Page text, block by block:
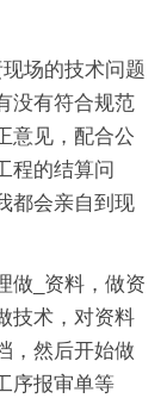
场的技术问题
没有符合规范
意见，配合公
程的结算问
都会亲自到现
做_资料，做资
技术，对资料
，然后开始做
序报审单等